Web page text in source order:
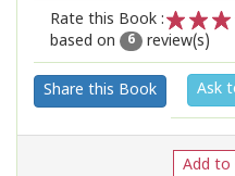
Rate this Book :
2
1
based on
6 review(s)
Share this Book Ask
Add to